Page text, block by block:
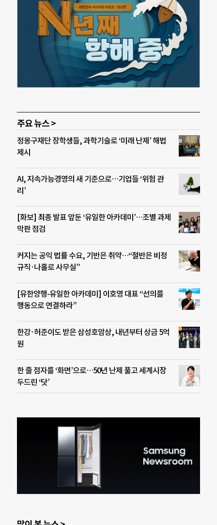
주요 뉴스 >
정몽구재단 장학생들, 과학기술로 ‘미래 난제’ 해법
제시
AI, 지속가능경영의 새 기준으로…기업들 ‘위험 관
리’
[화보] 최종 발표 앞둔 ‘유일한 아카데미’…조별 과제
막판 점검
커지는 공익 법률 수요, 기반은 취약…“절반은 비정
규직·나홀로 사무실”
[유한양행-유일한 아카데미] 이호영 대표 “선의를
행동으로 연결하라”
한강·허준이도 받은 삼성호암상, 내년부터 상금 5억
원
한 줄 점자를 ‘화면’으로…50년 난제 풀고 세계시장
두드린 ‘닷’